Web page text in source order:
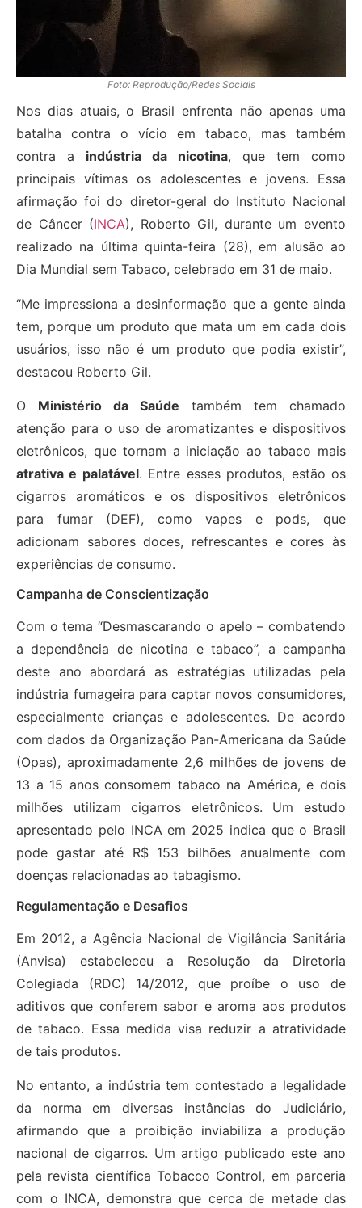
Foto: Reprodução/Redes Sociais
Nos dias atuais, o Brasil enfrenta não apenas uma
batalha contra o vício em tabaco, mas também
contra a indústria da nicotina, que tem como
principais vítimas os adolescentes e jovens. Essa
afirmação foi do diretor-geral do Instituto Nacional
de Câncer (INCA), Roberto Gil, durante um evento
realizado na última quinta-feira (28), em alusão ao
Dia Mundial sem Tabaco, celebrado em 31 de maio.
“Me impressiona a desinformação que a gente ainda
tem, porque um produto que mata um em cada dois
usuários, isso não é um produto que podia existir”,
destacou Roberto Gil.
O Ministério da Saúde também tem chamado
atenção para o uso de aromatizantes e dispositivos
eletrônicos, que tornam a iniciação ao tabaco mais
atrativa e palatável. Entre esses produtos, estão os
cigarros aromáticos e os dispositivos eletrônicos
para fumar (DEF), como vapes e pods, que
adicionam sabores doces, refrescantes e cores às
experiências de consumo.
Campanha de Conscientização
Com o tema “Desmascarando o apelo – combatendo
a dependência de nicotina e tabaco”, a campanha
deste ano abordará as estratégias utilizadas pela
indústria fumageira para captar novos consumidores,
especialmente crianças e adolescentes. De acordo
com dados da Organização Pan-Americana da Saúde
(Opas), aproximadamente 2,6 milhões de jovens de
13 a 15 anos consomem tabaco na América, e dois
milhões utilizam cigarros eletrônicos. Um estudo
apresentado pelo INCA em 2025 indica que o Brasil
pode gastar até R$ 153 bilhões anualmente com
doenças relacionadas ao tabagismo.
Regulamentação e Desafios
Em 2012, a Agência Nacional de Vigilância Sanitária
(Anvisa) estabeleceu a Resolução da Diretoria
Colegiada (RDC) 14/2012, que proíbe o uso de
aditivos que conferem sabor e aroma aos produtos
de tabaco. Essa medida visa reduzir a atratividade
de tais produtos.
No entanto, a indústria tem contestado a legalidade
da norma em diversas instâncias do Judiciário,
afirmando que a proibição inviabiliza a produção
nacional de cigarros. Um artigo publicado este ano
pela revista científica Tobacco Control, em parceria
com o INCA, demonstra que cerca de metade das